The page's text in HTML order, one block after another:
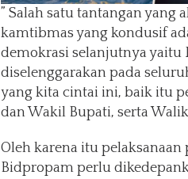
” Salah satu tantangan
kamtibmas yang kondusif
demokrasi selanjutnya yaitu
diselenggarakan pada
yang kita cintai ini, baik itu
dan Wakil Bupati, serta
Oleh karena itu
Bidpropam perlu